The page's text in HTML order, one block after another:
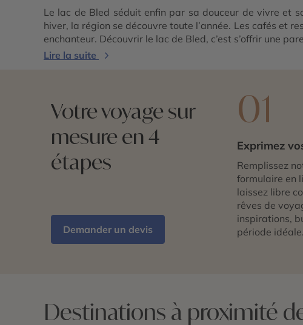
Le lac de Bled séduit enfin par sa douceur de vivre et
hiver, la région se découvre toute l’année. Les cafés et
enchanteur. Découvrir le lac de Bled, c’est s’offrir une
Lire la suite
Votre voyage sur
mesure en 4
étapes
Demander un devis
01
Exprimez
Remplissez
formulaire en
laissez libre
rêves de
inspirations,
période
Destinations à proximité